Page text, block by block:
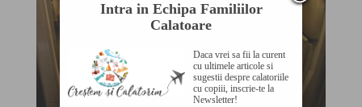
Intra in Echipa Familiilor
Calatoare
Daca vrei sa fii la curent
cu ultimele articole si
sugestii despre calatoriile
cu copiii, inscrie-te la
Newsletter!